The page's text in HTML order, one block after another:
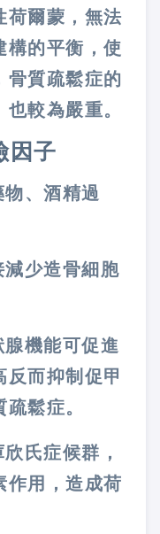
荷爾蒙，無法
構的平衡，使
骨質疏鬆症的
較為嚴重。
因子
、酒精過
減少造骨細胞
腺機能可促進
反而抑制促甲
鬆症。
氏症候群，
作用，造成荷